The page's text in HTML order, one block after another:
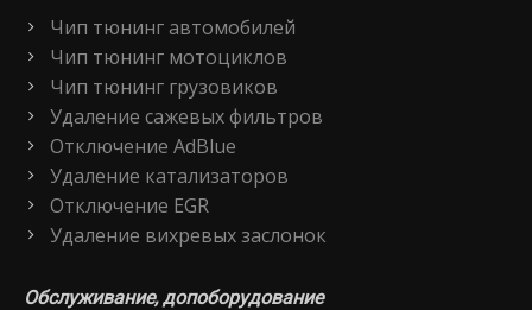
Чип тюнинг автомобилей
Чип тюнинг мотоциклов
Чип тюнинг грузовиков
Удаление сажевых фильтров
Отключение AdBlue
Удаление катализаторов
Отключение EGR
Удаление вихревых заслонок
Обслуживание, допоборудование